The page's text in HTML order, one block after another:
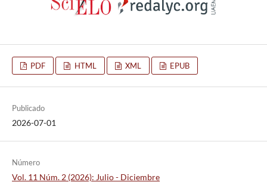
PDF HTML XML EPUB
Publicado
2026-07-01
Número
Vol. 11 Núm. 2 (2026): Julio - Diciembre